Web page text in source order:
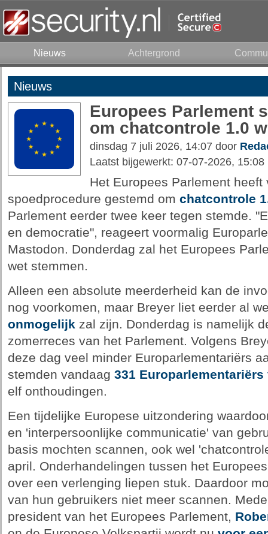
Nieuws Achtergrond
Nieuws
Europees Parlement
om chatcontrole 1.0
dinsdag 7 juli 2026, 14:07 door
Laatst bijgewerkt: 07-07-2026, 15:08
Het Europees Parlement heeft
spoedprocedure gestemd om chatcontrole
Parlement eerder twee keer tegen stemde.
en democratie", reageert voormalig
Mastodon. Donderdag zal het Europees
wet stemmen.
Alleen een absolute meerderheid kan de
nog voorkomen, maar Breyer liet eerder al
onmogelijkzal zijn. Donderdag is namelijk
zomerreces van het Parlement. Volgens
deze dag veel minder Europarlementariërs
stemden vandaag 331 Europarlementariërs
elf onthoudingen.
Een tijdelijke Europese uitzondering
en 'interpersoonlijke communicatie' van
basis mochten scannen, ook wel
april. Onderhandelingen tussen het
over een verlenging liepen stuk. Daardoor
van hun gebruikers niet meer scannen.
president van het Europees Parlement,